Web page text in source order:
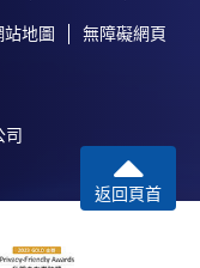
站地圖 無障礙網頁
司
返回頁首